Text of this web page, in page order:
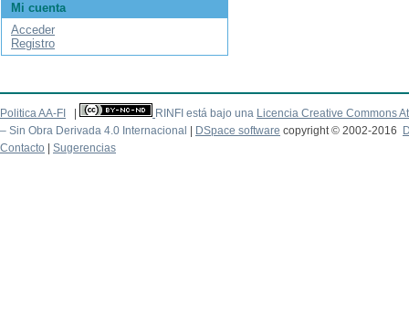
Mi cuenta
Acceder
Registro
Politica AA-FI RINFI está bajo una Licencia Creative Commons
– Sin Obra Derivada 4.0 Internacional
DSpace software copyright © 2002-2016
Contacto
Sugerencias